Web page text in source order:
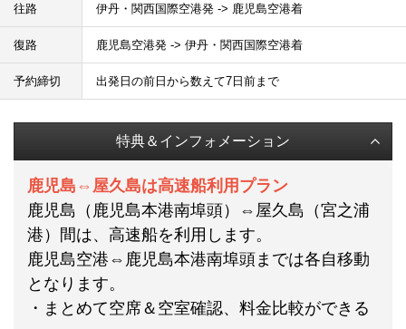
往路 伊丹・関西国際空港発 -> 鹿児島空港着
復路 鹿児島空港発 -> 伊丹・関西国際空港着
予約締切 出発日の前日から数えて7日前まで
特典＆インフォメーション
鹿児島⇔屋久島は高速船利用プラン
鹿児島（鹿児島本港南埠頭）⇔屋久島（宮之浦
港）間は、高速船を利用します。
鹿児島空港⇔鹿児島本港南埠頭までは各自移動
となります。
・まとめて空席＆空室確認、料金比較ができる